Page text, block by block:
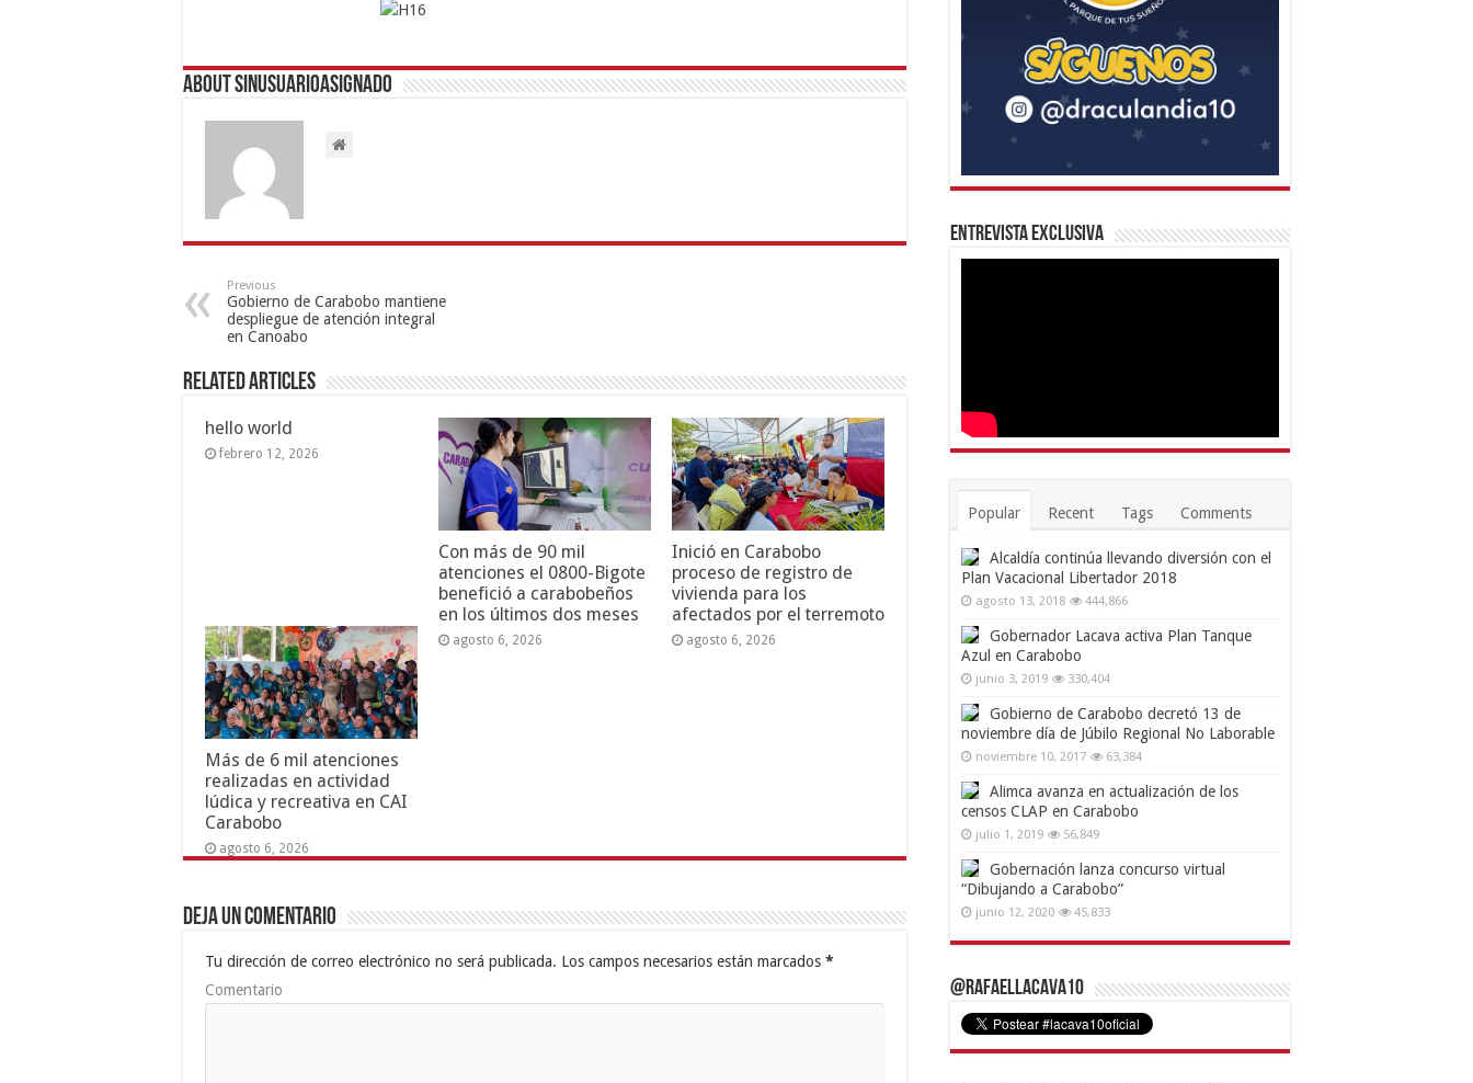
About sinusuarioasignado
Previous
Gobierno de Carabobo mantiene
despliegue de atención integral
en Canoabo
Related Articles
hello world
febrero 12, 2026
Con más de 90 mil
atenciones el 0800-Bigote
benefició a carabobeños
en los últimos dos meses
agosto 6, 2026
Inició en Carabobo
proceso de registro de
vivienda para los
afectados por el terremoto
agosto 6, 2026
Más de 6 mil atenciones
realizadas en actividad
lúdica y recreativa en CAI
Carabobo
agosto 6, 2026
Deja un comentario
Tu dirección de correo electrónico no será publicada. Los campos necesarios están marcados *
Comentario
Entrevista Exclusiva
Popular Recent Tags Comments
Alcaldía continúa llevando diversión con el
Plan Vacacional Libertador 2018
agosto 13, 2018 444,866
Gobernador Lacava activa Plan Tanque
Azul en Carabobo
junio 3, 2019 330,404
Gobierno de Carabobo decretó 13 de
noviembre día de Júbilo Regional No Laborable
noviembre 10, 2017 63,384
Alimca avanza en actualización de los
censos CLAP en Carabobo
julio 1, 2019 56,849
Gobernación lanza concurso virtual
“Dibujando a Carabobo”
junio 12, 2020 45,833
@RafaelLacava10